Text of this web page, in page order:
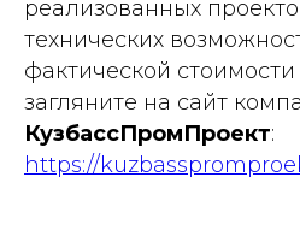
реализованных
технических
фактической
загляните на сайт
КузбассПромПроект:
https://